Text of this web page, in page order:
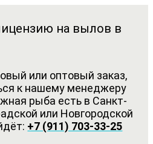
на вылов в
или оптовый заказ,
к нашему менеджеру
рыба есть в Санкт-
или Новгородской
+7 (911) 703-33-25